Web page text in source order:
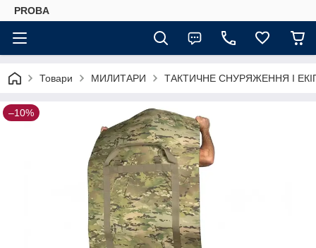
PROBA
Товари МИЛИТАРИ ТАКТИЧНЕ СНУРЯЖЕННЯ І
–10%